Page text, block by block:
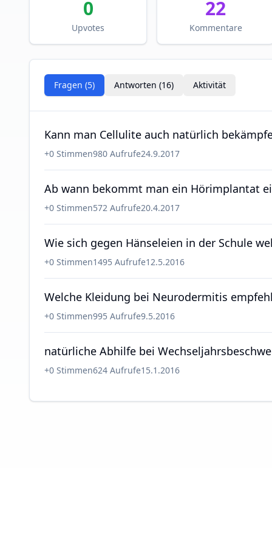
0
Upvotes
22
Kommentare
Fragen (5) Antworten (16) Aktivität
Kann man Cellulite auch natürlich
+0 Stimmen980 Aufrufe24.9.2017
Ab wann bekommt man ein Hörimplantat
+0 Stimmen572 Aufrufe20.4.2017
Wie sich gegen Hänseleien in der Schule
+0 Stimmen1495 Aufrufe12.5.2016
Welche Kleidung bei Neurodermitis
+0 Stimmen995 Aufrufe9.5.2016
natürliche Abhilfe bei
+0 Stimmen624 Aufrufe15.1.2016